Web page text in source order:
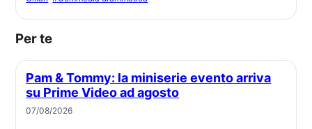
Per te
Pam & Tommy: la miniserie evento arriva
su Prime Video ad agosto
07/08/2026